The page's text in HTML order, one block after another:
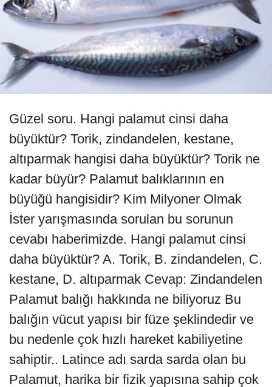
Güzel soru. Hangi palamut cinsi daha
büyüktür? Torik, zindandelen, kestane,
altıparmak hangisi daha büyüktür? Torik ne
kadar büyür? Palamut balıklarının en
büyüğü hangisidir? Kim Milyoner Olmak
İster yarışmasında sorulan bu sorunun
cevabı haberimizde. Hangi palamut cinsi
daha büyüktür? A. Torik, B. zindandelen, C.
kestane, D. altıparmak Cevap: Zindandelen
Palamut balığı hakkında ne biliyoruz Bu
balığın vücut yapısı bir füze şeklindedir ve
bu nedenle çok hızlı hareket kabiliyetine
sahiptir.. Latince adı sarda sarda olan bu
Palamut, harika bir fizik yapısına sahip çok